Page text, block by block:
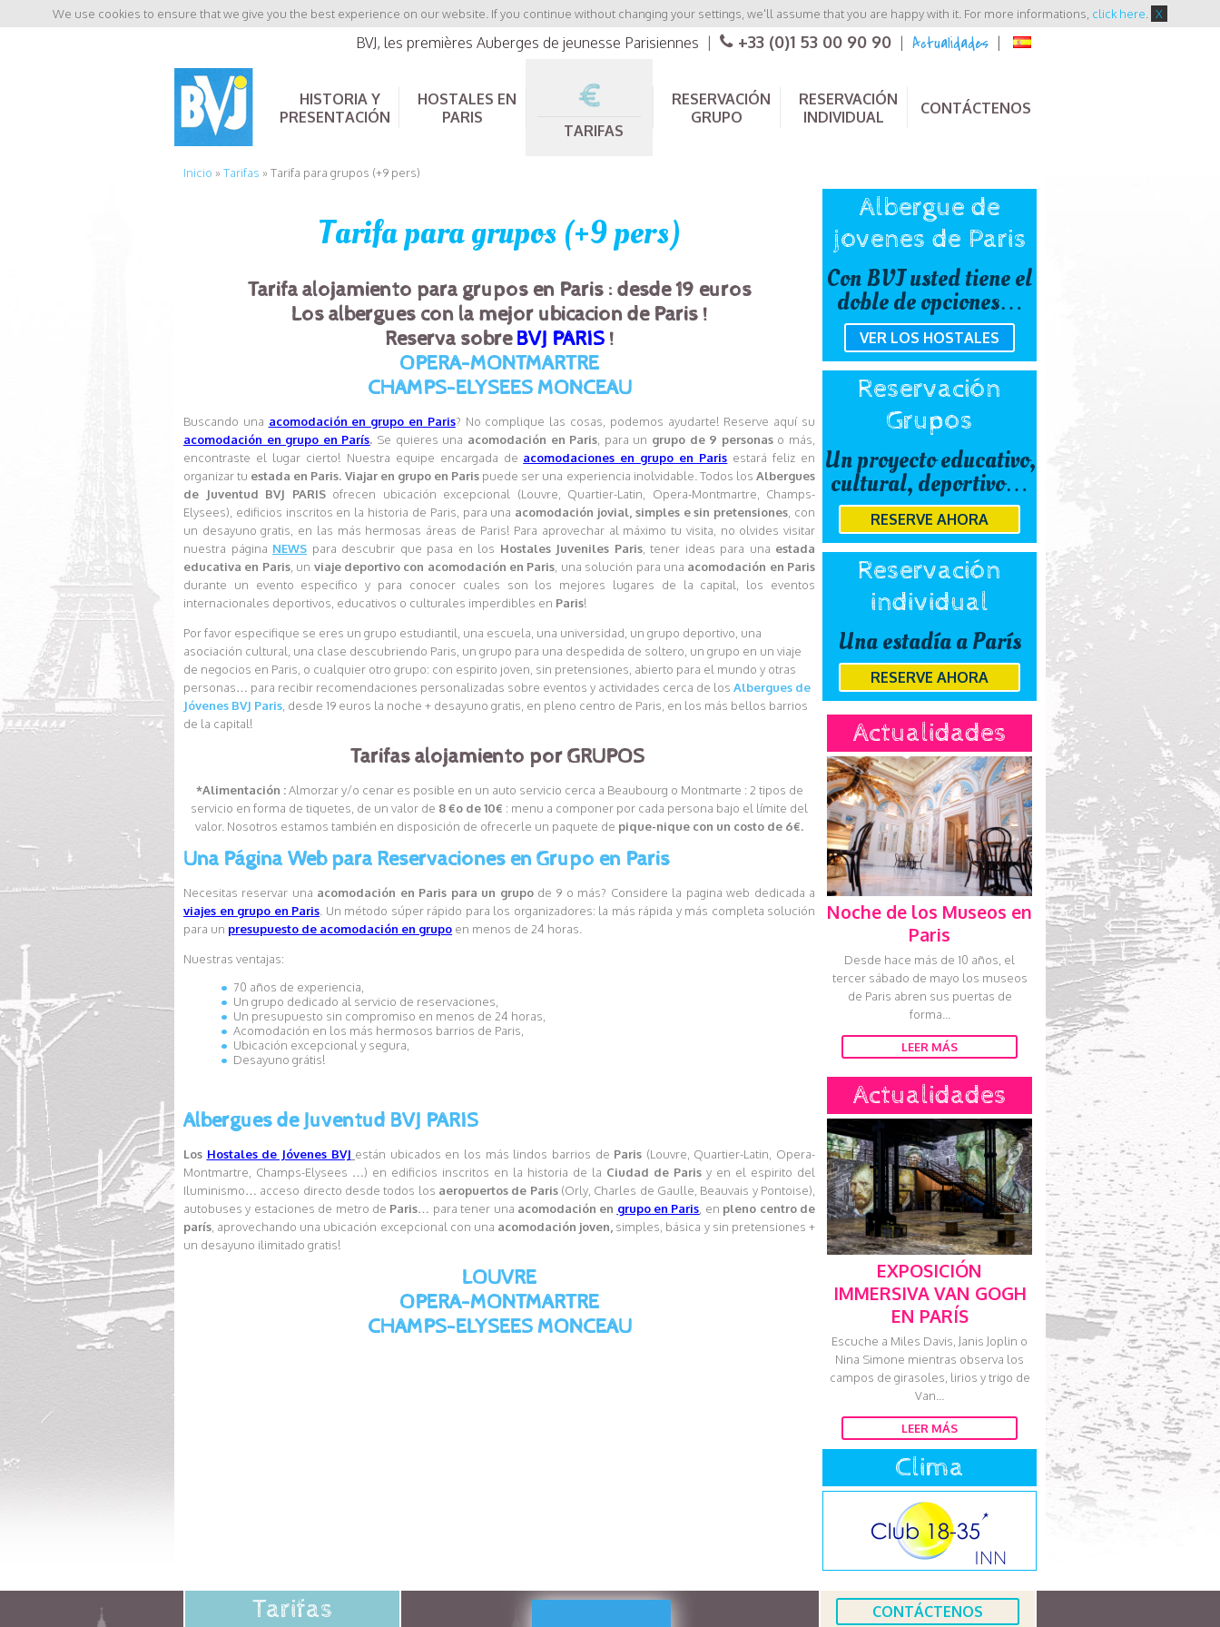
We use cookies to ensure that we give you the best experience on our website. If you continue without changing your settings, we'll assume that you are happy with it. For more informations, click here X
BVJ, les premières Auberges de jeunesse Parisiennes +33 (0)1 53 00 90 90 Actualidades
HISTORIA Y
PRESENTACIÓN
HOSTALES EN
PARIS
TARIFAS
RESERVACIÓN
GRUPO
RESERVACIÓN
INDIVIDUAL
CONTÁCTENOS
Inicio »Tarifas »Tarifa para grupos (+9 pers)
Tarifa para grupos (+9 pers)
Tarifa alojamiento para grupos en Paris : desde 19 euros
Losalbergues con la mejor ubicacion deParis !
Reserva sobreBVJ PARIS !
OPERA-MONTMARTRE
CHAMPS-ELYSEES MONCEAU
Buscando una acomodación en grupo en Paris? No complique las cosas, podemos ayudarte! Reserve aquí su
acomodación en grupo en París. Se quieres una acomodación en Paris, para un grupo de 9 personas o más,
encontraste el lugar cierto! Nuestra equipe encargada de acomodaciones en grupo en Paris estará feliz en
organizar tu estada en Paris. Viajar en grupo en Paris puede ser una experiencia inolvidable. Todos losAlbergues
de Juventud BVJ PARISofrecen ubicación excepcional (Louvre, Quartier-Latin, Opera-Montmartre, Champs-
Elysees), edificios inscritos en la historia de Paris, para una acomodación jovial, simples e sin pretensiones, con
un desayuno gratis, en las más hermosas áreas de Paris! Para aprovechar al máximo tu visita, no olvides visitar
nuestra página NEWS para descubrir que pasa en los Hostales Juveniles Paris, tener ideas para una estada
educativa en Paris, un viaje deportivo con acomodación en Paris, una solución para una acomodación en Paris
durante un evento especifico y para conocer cuales son los mejores lugares de la capital, los eventos
internacionales deportivos, educativos o culturales imperdibles en Paris!
Por favor especifique se eres un grupo estudiantil, una escuela, una universidad, un grupo deportivo, una
asociación cultural, una clase descubriendo Paris, un grupo para una despedida de soltero, un grupo en un viaje
de negocios en Paris, o cualquier otro grupo: con espirito joven, sin pretensiones, abierto para el mundo y otras
personas… para recibir recomendaciones personalizadas sobre eventos y actividades cerca de los Albergues de
Jóvenes BVJ Paris, desde 19 euros la noche + desayuno gratis, en pleno centro de Paris, en los más bellos barrios
de la capital!
Tarifas alojamiento por GRUPOS
*Alimentación :Almorzar y/o cenar es posible en un auto servicio cerca a Beaubourg o Montmarte : 2 tipos de
servicio en forma de tiquetes, de un valor de 8 €o de 10€ : menu a componer por cada persona bajo el límite del
valor. Nosotros estamos también en disposición de ofrecerle un paquete de pique-nique con un costo de 6€.
Una Página Web para Reservaciones en Grupo en Paris
Necesitas reservar una acomodación en Paris para un grupo de 9 o más? Considere la pagina web dedicada a
viajes en grupo en Paris. Un método súper rápido para los organizadores: la más rápida y más completa solución
para un presupuesto de acomodación en grupo en menos de 24 horas.
Nuestras ventajas:
70 años de experiencia,
Un grupo dedicado al servicio de reservaciones,
Un presupuesto sin compromiso en menos de 24 horas,
Acomodación en los más hermosos barrios de Paris,
Ubicación excepcional y segura,
Desayuno grátis!
Albergues de Juventud BVJ PARIS
Los Hostales de Jóvenes BVJ están ubicados en los más lindos barrios de Paris (Louvre, Quartier-Latin, Opera-
Montmartre, Champs-Elysees …) en edificios inscritos en la historia de la Ciudad de Paris y en el espirito del
Iluminismo… acceso directo desde todos los aeropuertos de Paris (Orly, Charles de Gaulle, Beauvais y Pontoise),
autobuses y estaciones de metro de Paris… para tener una acomodación en grupo en Paris, en pleno centro de
parís, aprovechando una ubicación excepcional con una acomodación joven, simples, básica y sin pretensiones +
un desayuno ilimitado gratis!
LOUVRE
OPERA-MONTMARTRE
CHAMPS-ELYSEES MONCEAU
Albergue de
jovenes de Paris
Con BVJ usted tiene el
doble de opciones…
VER LOS HOSTALES
Reservación
Grupos
Un proyecto educativo,
cultural, deportivo…
RESERVE AHORA
Reservación
individual
Una estadía a París
RESERVE AHORA
Actualidades
Noche de los Museos en
Paris
Desde hace más de 10 años, el
tercer sábado de mayo los museos
de Paris abren sus puertas de
forma...
LEER MÁS
Actualidades
EXPOSICIÓN
IMMERSIVA VAN GOGH
EN PARÍS
Escuche a Miles Davis, Janis Joplin o
Nina Simone mientras observa los
campos de girasoles, lirios y trigo de
Van...
LEER MÁS
Clima
Tarifas CONTÁCTENOS